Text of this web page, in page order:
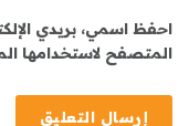
احفظ اسمي، بريدي
المتصفح لاستخدامها